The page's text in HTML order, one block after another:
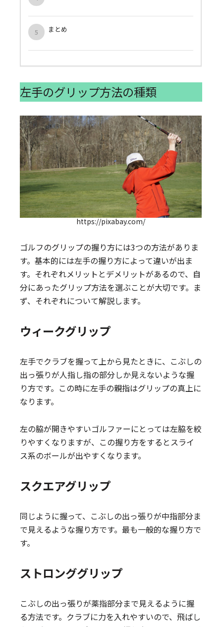
まとめ
左手のグリップ方法の種類
https://pixabay.com/
ゴルフのグリップの握り方には3つの方法がありま
す。基本的には左手の握り方によって違いが出ま
す。それぞれメリットとデメリットがあるので、自
分にあったグリップ方法を選ぶことが大切です。ま
ず、それぞれについて解説します。
ウィークグリップ
左手でクラブを握って上から見たときに、こぶしの
出っ張りが人指し指の部分しか見えないような握
り方です。この時に左手の親指はグリップの真上に
なります。
左の脇が開きやすいゴルファーにとっては左脇を絞
りやすくなりますが、この握り方をするとスライ
ス系のボールが出やすくなります。
スクエアグリップ
同じように握って、こぶしの出っ張りが中指部分ま
で見えるような握り方です。最も一般的な握り方で
す。
ストロンググリップ
こぶしの出っ張りが薬指部分まで見えるように握
る方法です。クラブに力を入れやすいので、飛ばし